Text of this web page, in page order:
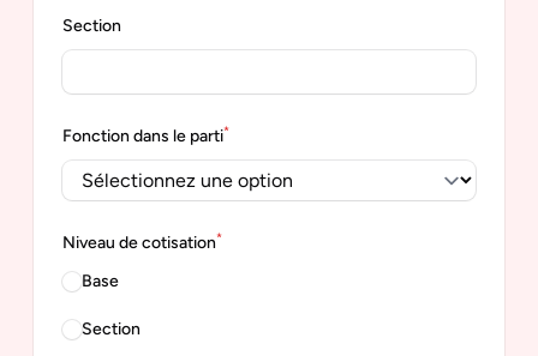
Section
Fonction dans le parti*
Niveau de cotisation*
Base
Section